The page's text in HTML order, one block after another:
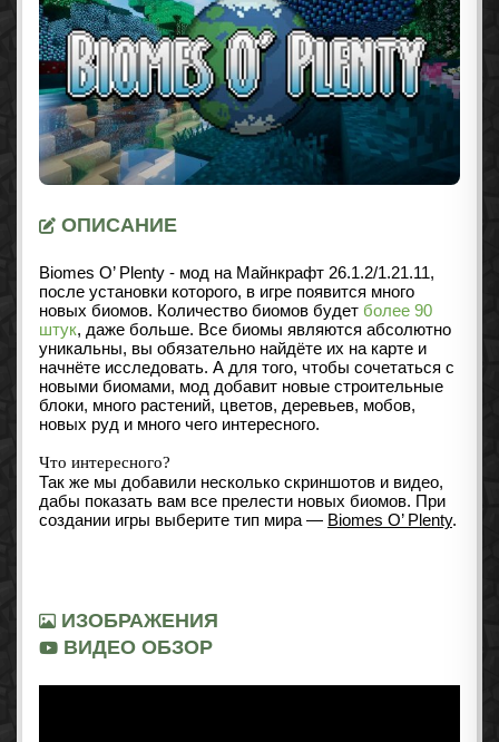
ОПИСАНИЕ
Biomes O’ Plenty - мод на Майнкрафт 26.1.2/1.21.11,
после установки которого, в игре появится много
новых биомов. Количество биомов будет более 90
штук, даже больше. Все биомы являются абсолютно
уникальны, вы обязательно найдёте их на карте и
начнёте исследовать. А для того, чтобы сочетаться с
новыми биомами, мод добавит новые строительные
блоки, много растений, цветов, деревьев, мобов,
новых руд и много чего интересного.
Что интересного?
Так же мы добавили несколько скриншотов и видео,
дабы показать вам все прелести новых биомов. При
создании игры выберите тип мира — Biomes O’ Plenty.
ИЗОБРАЖЕНИЯ
ВИДЕО ОБЗОР